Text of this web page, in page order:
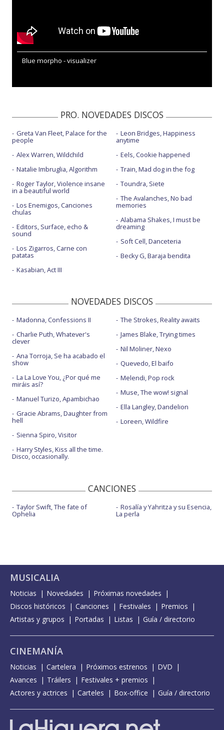
Blue morpho - visualizer
PRO. NOVEDADES DISCOS
Greta Van Fleet, Palace for the
people
Alex Warren, Wildchild
Natalie Imbruglia, Algorithm
Roger Taylor, Violence insane
in a beautiful world
Los Enemigos, Canciones
chulas
Editors, Surface, echo &
sound
Los Zigarros, Carne con
patatas
Kasabian, Act III
Leon Bridges, Happiness
anytime
Eels, Cookie happened
Train, Mad dog in the fog
Toundra, Siete
The Avalanches, No bad
memories
Alabama Shakes, I must be
dreaming
Soft Cell, Danceteria
Becky G, Baraja bendita
NOVEDADES DISCOS
Madonna, Confessions II
Charlie Puth, Whatever's
clever
Ana Torroja, Se ha acabado el
show
La La Love You, ¿Por qué me
miráis así?
Manuel Turizo, Apambichao
Gracie Abrams, Daughter from
hell
Sienna Spiro, Visitor
Harry Styles, Kiss all the time.
Disco, occasionally.
The Strokes, Reality awaits
James Blake, Trying times
Nil Moliner, Nexo
Quevedo, El baifo
Melendi, Pop rock
Muse, The wow! signal
Ella Langley, Dandelion
Loreen, Wildfire
CANCIONES
Taylor Swift, The fate of
Ophelia
Rosalía y Yahritza y su Esencia,
La perla
MUSICALIA
Noticias Novedades
Próximas novedades
Discos históricos
Canciones Festivales
Premios
Artistas y grupos
Portadas Listas Guía / directorio
CINEMANÍA
Noticias Cartelera Próximos estrenos
DVD
Avances
Tráilers
Festivales + premios
Actores y actrices
Carteles Box-office Guía / directorio